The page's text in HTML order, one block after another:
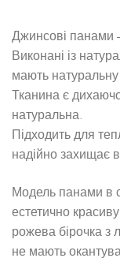
Джинсові панами
Виконані із
мають
Тканина є
натуральна.
Підходить для
надійно захищає
Модель панами в
естетично
рожева бірочка з
не мають